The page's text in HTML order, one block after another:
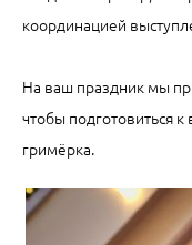
координацией
На ваш праздник мы
чтобы подготовиться
гримёрка.